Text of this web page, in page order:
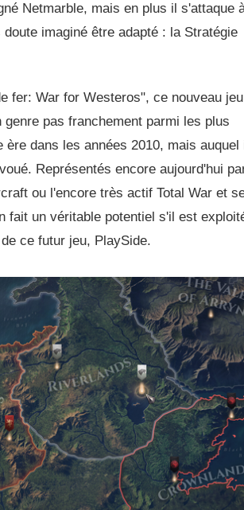
Netmarble, mais en plus il s'attaque
imaginé être adapté : la Stratégie
fer: War for Westeros", ce nouveau jeu
pas franchement parmi les plus
dans les années 2010, mais auquel
Représentés encore aujourd'hui
ou l'encore très actif Total War et
fait un véritable potentiel s'il est
ce futur jeu, PlaySide.